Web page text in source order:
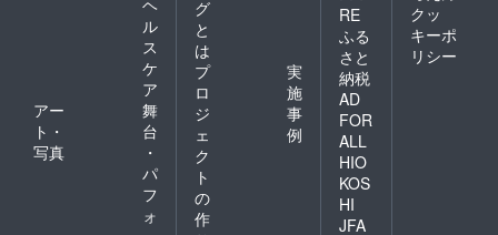
ヘ
ル
ス
ケ
ア
アー
ト・
写真
舞
台
・
パ
フ
ォ
グ
と
は
プ
ロ
ジ
ェ
ク
ト
の
作
実
施
事
例
RE
ふる
さと
納税
AD
FOR
ALL
HIO
KOS
HI
JFA
クッ
キーポ
リシー